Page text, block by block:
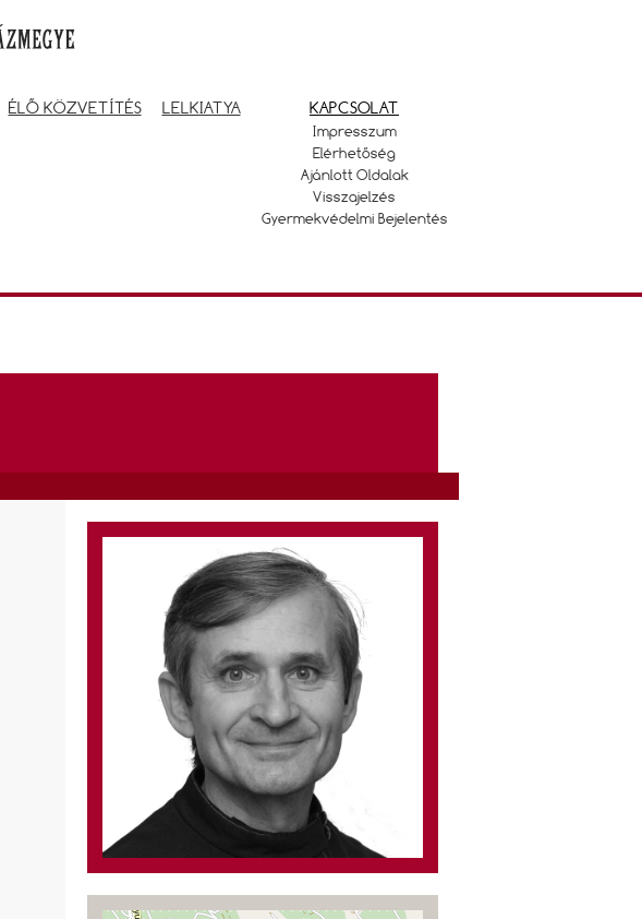
ÉLŐ KÖZVETÍTÉS LELKIATYA KAPCSOLAT
Impresszum
Elérhetőség
Ajánlott Oldalak
Visszajelzés
Gyermekvédelmi Bejelentés